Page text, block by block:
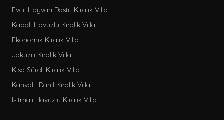
Evcil Hayvan Dostu Kiralık Villa
Kapalı Havuzlu Kiralık Villa
Ekonomik Kiralık Villa
Jakuzili Kiralık Villa
Kısa Süreli Kiralık Villa
Kahvaltı Dahil Kiralık Villa
Isıtmalı Havuzlu Kiralık Villa